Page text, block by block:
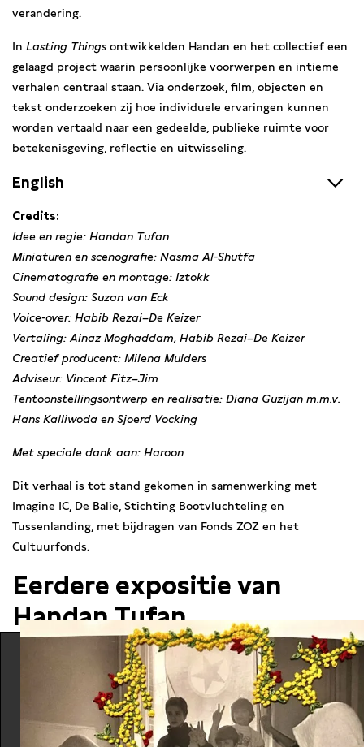
verandering.
In Lasting Things ontwikkelden Handan en het collectief een
gelaagd project waarin persoonlijke voorwerpen en intieme
verhalen centraal staan. Via onderzoek, film, objecten en
tekst onderzoeken zij hoe individuele ervaringen kunnen
worden vertaald naar een gedeelde, publieke ruimte voor
betekenisgeving, reflectie en uitwisseling.
English
Lasting Things is a travelling installation that approaches the
human experience of migration through personal objects.
The project was initiated by photographer and filmmaker
Handan Tufan and developed within a collective of makers
from various disciplines. The installation departs from
“lasting things”: small, seemingly everyday objects that
people carry with them while fleeing. These objects hold
memories, loss, hope, and identity — not expressed literally,
but made tangible through material traces.
his bag, for example, is portrayed through a carefully
video invites the viewer to come even closer to the story.
The project was previously shown at Imagine IC. During the
month of June, Lasting Things will reside at De Balie. Lasting
continue to expand in the coming period with new stories
and perspectives. In this way, the installation marks both a
moment of encounter and the beginning of a longer journey.
About Handan Tufan
Handan Tufan is a photographer and filmmaker. Her work
moves between documentary, visual storytelling, and
experimental imagery, focusing on themes such as migration,
memory, and identity.
Credits:
Idee en regie: Handan Tufan
Miniaturen en scenografie: Nasma Al-Shutfa
Cinematografie en montage: Iztokk
Sound design: Suzan van Eck
Voice-over: Habib Rezai–De Keizer
Vertaling: Ainaz Moghaddam, Habib Rezai–De Keizer
Creatief producent: Milena Mulders
Adviseur: Vincent Fitz–Jim
Tentoonstellingsontwerp en realisatie: Diana Guzijan m.m.v.
Hans Kalliwoda en Sjoerd Vocking
Met speciale dank aan: Haroon
Dit verhaal is tot stand gekomen in samenwerking met
Imagine IC, De Balie, Stichting Bootvluchteling en
Tussenlanding, met bijdragen van Fonds ZOZ en het
Cultuurfonds.
Eerdere expositie van
Handan Tufan